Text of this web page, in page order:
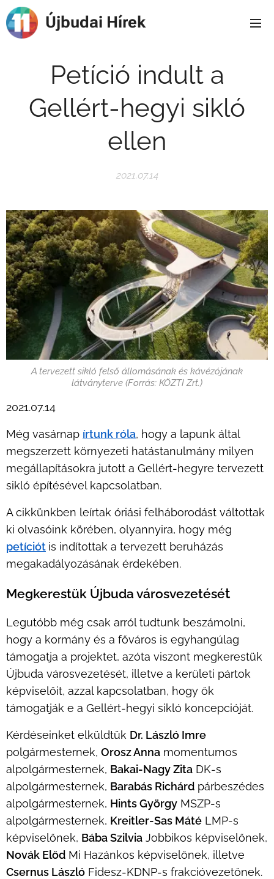
Újbudai Hírek
Petíció indult a
Gellért-hegyi sikló
ellen
2021.07.14
A tervezett sikló felső állomásának és kávézójának
látványterve (Forrás: KÖZTI Zrt.)
2021.07.14
Még vasárnap írtunk róla, hogy a lapunk által
megszerzett környezeti hatástanulmány milyen
megállapításokra jutott a Gellért-hegyre tervezett
sikló építésével kapcsolatban.
A cikkünkben leírtak óriási felháborodást váltottak
ki olvasóink körében, olyannyira, hogy még
petíciót is indítottak a tervezett beruházás
megakadályozásának érdekében.
Megkerestük Újbuda városvezetését
Legutóbb még csak arról tudtunk beszámolni,
hogy a kormány és a főváros is egyhangúlag
támogatja a projektet, azóta viszont megkerestük
Újbuda városvezetését, illetve a kerületi pártok
képviselőit, azzal kapcsolatban, hogy ők
támogatják e a Gellért-hegyi sikló koncepcióját.
Kérdéseinket elküldtük Dr. László Imre
polgármesternek, Orosz Anna momentumos
alpolgármesternek, Bakai-Nagy Zita DK-s
alpolgármesternek, Barabás Richárd párbeszédes
alpolgármesternek, Hints György MSZP-s
alpolgármesternek, Kreitler-Sas Máté LMP-s
képviselőnek, Bába Szilvia Jobbikos képviselőnek,
Novák Előd Mi Hazánkos képviselőnek, illetve
Csernus László Fidesz-KDNP-s frakcióvezetőnek.